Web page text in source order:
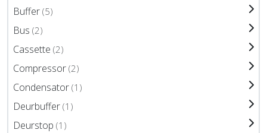
Buffer (5)
Bus (2)
Cassette (2)
Compressor (2)
Condensator (1)
Deurbuffer (1)
Deurstop (1)